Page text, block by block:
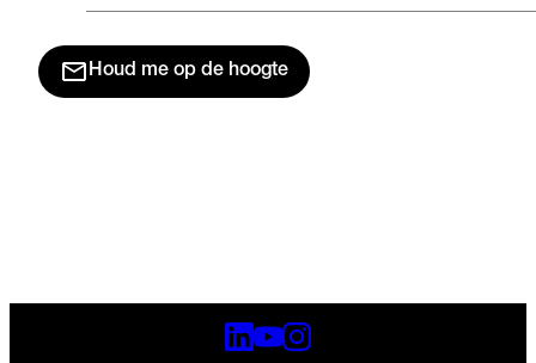
Houd me op de hoogte